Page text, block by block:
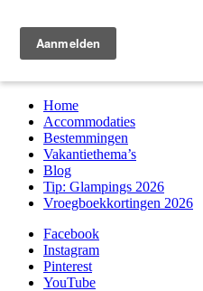
Home
Accommodaties
Bestemmingen
Vakantiethema’s
Blog
Tip: Glampings 2026
Vroegboekkortingen 2026
Facebook
Instagram
Pinterest
YouTube